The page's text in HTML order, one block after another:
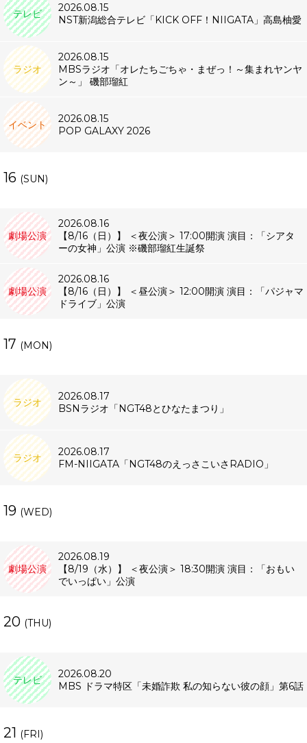
テレビ
2026.08.15
NST新潟総合テレビ「KICK OFF！NIIGATA」高島柚愛
ラジオ
2026.08.15
MBSラジオ「オレたちごちゃ・まぜっ！～集まれヤンヤ
ン～」 磯部瑠紅
イベント
2026.08.15
POP GALAXY 2026
16 (SUN)
劇場公演
2026.08.16
【8/16（日）】 ＜夜公演＞ 17:00開演 演目：「シアタ
ーの女神」公演 ※磯部瑠紅生誕祭
劇場公演
2026.08.16
【8/16（日）】 ＜昼公演＞ 12:00開演 演目：「パジャマ
ドライブ」公演
17 (MON)
ラジオ
2026.08.17
BSNラジオ「NGT48とひなたまつり」
ラジオ
2026.08.17
FM-NIIGATA「NGT48のえっさこいさRADIO」
19 (WED)
劇場公演
2026.08.19
【8/19（水）】 ＜夜公演＞ 18:30開演 演目：「おもい
でいっぱい」公演
20 (THU)
テレビ
2026.08.20
MBS ドラマ特区「未婚詐欺 私の知らない彼の顔」第6話
21 (FRI)